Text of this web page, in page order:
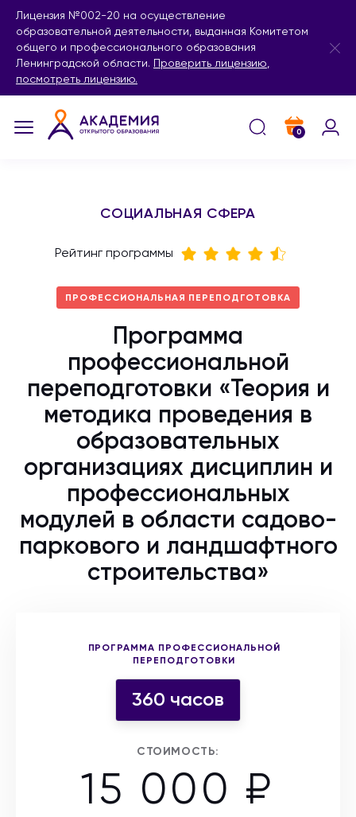
Лицензия №002-20 на осуществление
образовательной деятельности, выданная Комитетом
общего и профессионального образования
Ленинградской области.
Проверить лицензию,
посмотреть лицензию.
0
СОЦИАЛЬНАЯ СФЕРА
Рейтинг программы
ПРОФЕССИОНАЛЬНАЯ ПЕРЕПОДГОТОВКА
Программа
профессиональной
переподготовки «Теория и
методика проведения в
образовательных
организациях дисциплин и
профессиональных
модулей в области садово-
паркового и ландшафтного
строительства»
ПРОГРАММА ПРОФЕССИОНАЛЬНОЙ
ПЕРЕПОДГОТОВКИ
Выберите форму участия
360 часов
СТОИМОСТЬ:
15 000 ₽